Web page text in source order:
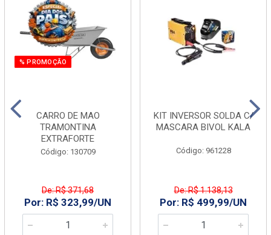
% PROMOÇÃO
CARRO DE MAO
TRAMONTINA
EXTRAFORTE
Código: 130709
De: R$ 371,68
Por: R$ 323,99/UN
KIT INVERSOR SOLDA C/
MASCARA BIVOL KALA
Código: 961228
De: R$ 1.138,13
Por: R$ 499,99/UN